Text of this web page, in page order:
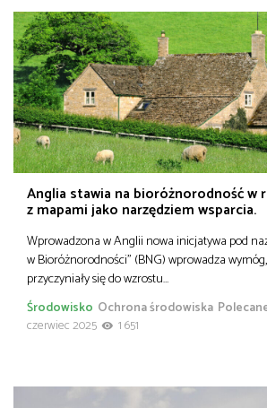
Anglia stawia na bioróżnorodność w
z mapami jako narzędziem wsparcia.
Wprowadzona w Anglii nowa inicjatywa pod
w Bioróżnorodności” (BNG) wprowadza
przyczyniały się do wzrostu…
Ochrona środowiska
Środowisko
czerwiec 2025
1 651